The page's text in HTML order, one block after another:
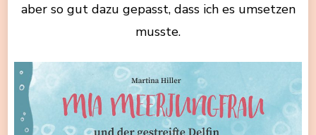
aber so gut dazu gepasst, dass ich es umsetzen
musste.